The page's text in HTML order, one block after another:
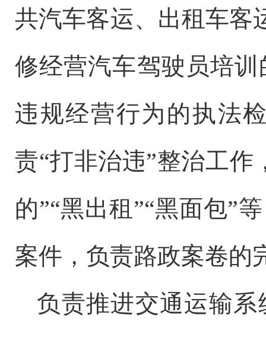
共汽车客运、出租车客
修经营汽车驾驶员培
违规经营行为的执法
责“打非治违”整治工
的”“黑出租”“黑面包”
案件，负责路政案卷的
负责推进交通运输